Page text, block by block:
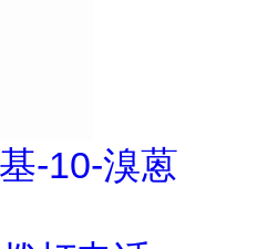
-10-溴蒽